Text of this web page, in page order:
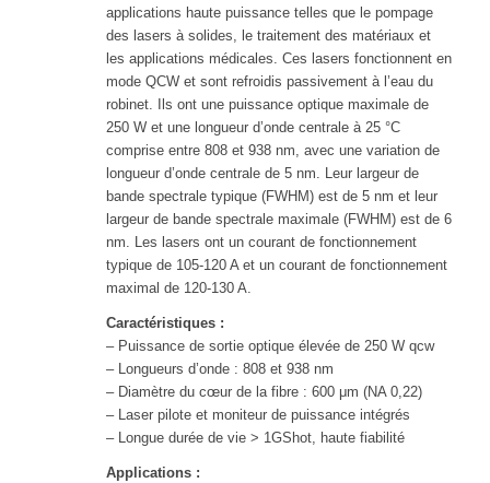
applications haute puissance telles que le pompage
des lasers à solides, le traitement des matériaux et
les applications médicales. Ces lasers fonctionnent en
mode QCW et sont refroidis passivement à l’eau du
robinet. Ils ont une puissance optique maximale de
250 W et une longueur d’onde centrale à 25 °C
comprise entre 808 et 938 nm, avec une variation de
longueur d’onde centrale de 5 nm. Leur largeur de
bande spectrale typique (FWHM) est de 5 nm et leur
largeur de bande spectrale maximale (FWHM) est de 6
nm. Les lasers ont un courant de fonctionnement
typique de 105-120 A et un courant de fonctionnement
maximal de 120-130 A.
Caractéristiques :
– Puissance de sortie optique élevée de 250 W qcw
– Longueurs d’onde : 808 et 938 nm
– Diamètre du cœur de la fibre : 600 μm (NA 0,22)
– Laser pilote et moniteur de puissance intégrés
– Longue durée de vie > 1GShot, haute fiabilité
Applications :